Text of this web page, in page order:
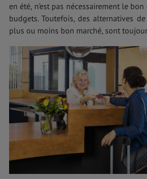
en été, n’est pas nécessairement le
budgets. Toutefois, des alternatives de
plus ou moins bon marché, sont